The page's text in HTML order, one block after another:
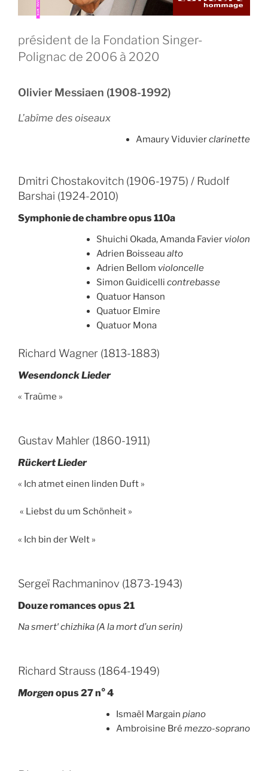
président de la Fondation Singer-
Polignac de 2006 à 2020
Olivier Messiaen (1908-1992)
L’abîme des oiseaux
Amaury Viduvierclarinette
Dmitri Chostakovitch (1906-1975) / Rudolf
Barshai (1924-2010)
Symphonie de chambre opus 110a
Shuichi Okada, Amanda Favier violon
Adrien Boisseau alto
Adrien Bellom violoncelle
Simon Guidicelli contrebasse
Quatuor Hanson
Quatuor Elmire
Quatuor Mona
Richard Wagner (1813-1883)
Wesendonck Lieder
« Traüme »
Gustav Mahler (1860-1911)
Rückert Lieder
« Ich atmet einen linden Duft »
« Liebst du um Schönheit »
« Ich bin der Welt »
Sergeï Rachmaninov (1873-1943)
Douze romances opus 21
Na smert′ chizhika (A la mort d’un serin)
Richard Strauss (1864-1949)
Morgenopus 27 n° 4
Ismaël Margain piano
Ambroisine Bré mezzo-soprano